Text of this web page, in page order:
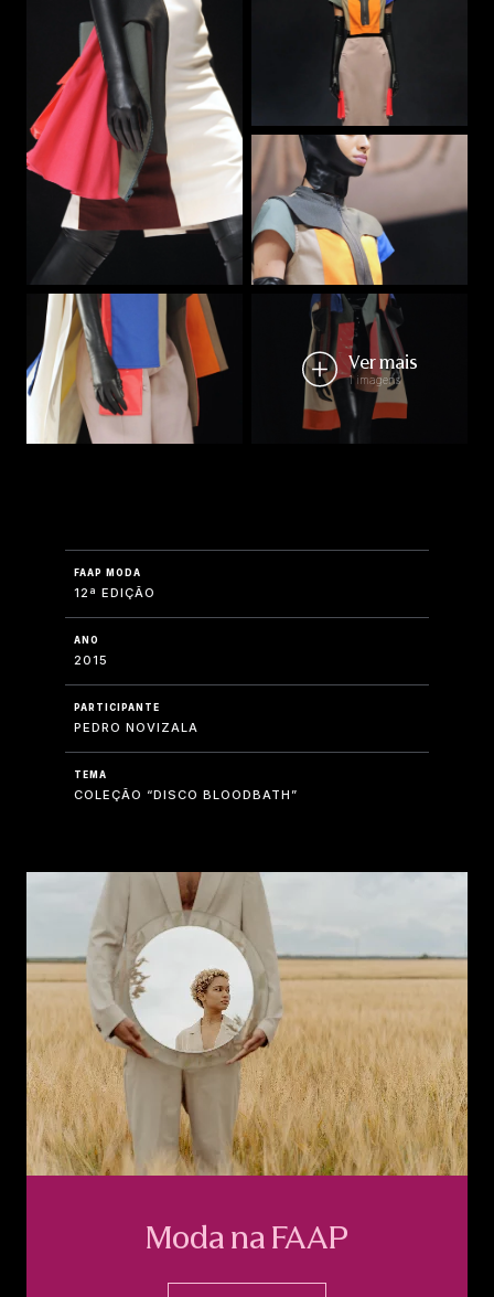
Ver mais
1 imagens
FAAP MODA
12ª EDIÇÃO
ANO
2015
PARTICIPANTE
PEDRO NOVIZALA
TEMA
COLEÇÃO “DISCO BLOODBATH”
Moda na FAAP